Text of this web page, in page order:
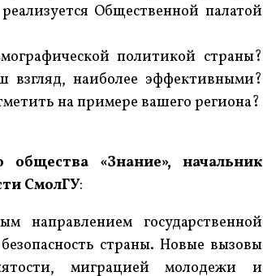
Общественной палатой
политикой страны?
наиболее эффективными?
на примере вашего региона?
общества «Знание», начальник
СмолГУ:
направлением государственной
страны. Новые вызовы
миграцией молодежи и